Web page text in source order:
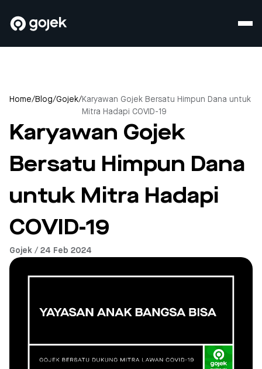
Home/Blog/Gojek/Karyawan Gojek Bersatu Himpun Dana untuk
Mitra Hadapi COVID-19
Karyawan Gojek
Bersatu Himpun Dana
untuk Mitra Hadapi
COVID-19
Gojek / 24 Feb 2024